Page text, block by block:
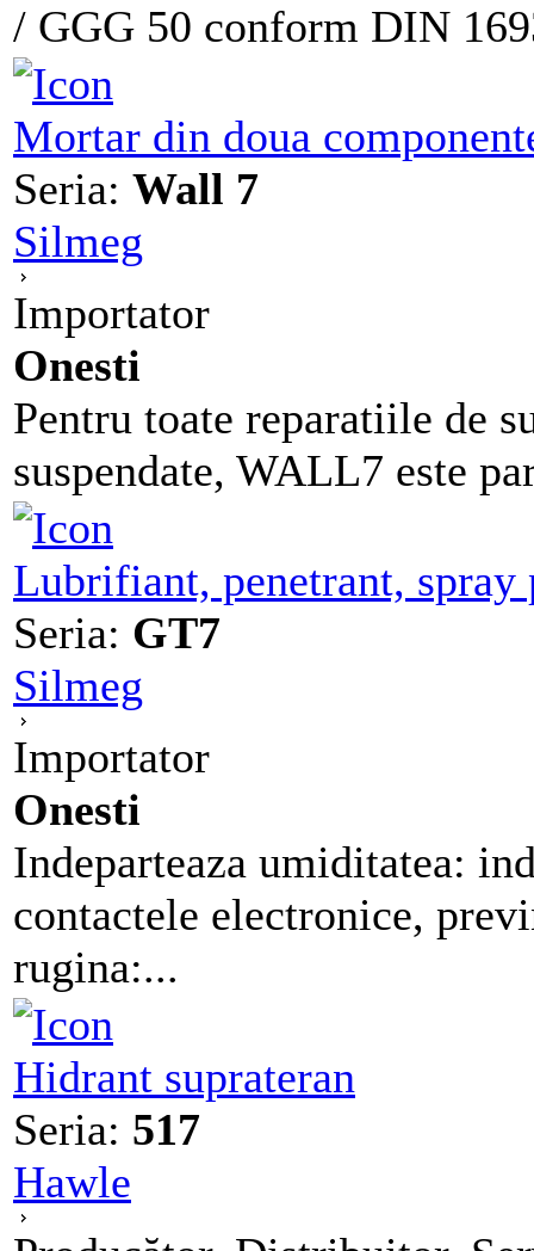
/ GGG 50 conform DIN
Mortar din doua
Seria: Wall 7
Silmeg
Importator
Onesti
Pentru toate reparatiile de
suspendate, WALL7 este
Lubrifiant, penetrant, spray
Seria: GT7
Silmeg
Importator
Onesti
Indeparteaza umiditatea:
contactele electronice,
rugina:...
Hidrant suprateran
Seria: 517
Hawle